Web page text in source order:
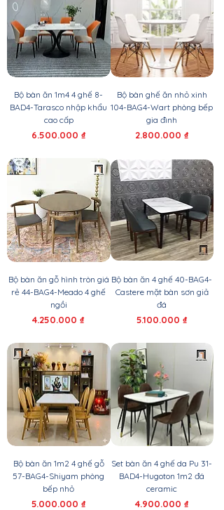
Bộ bàn ăn 1m4 4 ghế 8-
BAD4-Tarasco nhập khẩu
cao cấp
Giá
6.500.000 ₫
Bộ bàn ghế ăn nhỏ xinh
104-BAG4-Wart phòng bếp
gia đình
Giá
2.800.000 ₫
Bộ bàn ăn gỗ hình tròn giá
rẻ 44-BAG4-Meado 4 ghế
ngồi
Giá
4.250.000 ₫
Bộ bàn ăn 4 ghế 40-BAG4-
Castere mặt bàn sơn giả
đá
Giá
5.100.000 ₫
Bộ bàn ăn 1m2 4 ghế gỗ
57-BAG4-Shiyam phòng
bếp nhỏ
Giá
5.000.000 ₫
Set bàn ăn 4 ghế da Pu 31-
BAD4-Hugoton 1m2 đá
ceramic
Giá
4.900.000 ₫